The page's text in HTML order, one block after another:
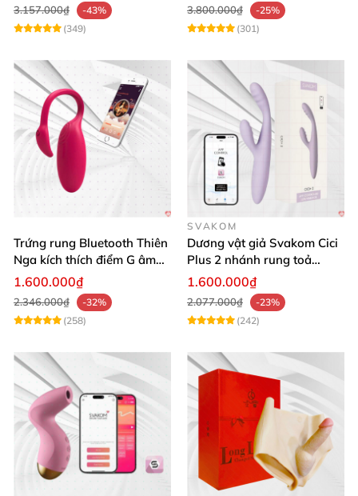
3.157.000₫
-43%
(349)
3.800.000₫
-25%
(301)
Trứng rung Bluetooth Thiên
Nga kích thích điểm G âm
vật thay đổi không khí yêu
1.600.000₫
2.346.000₫
-32%
(258)
SVAKOM
Dương vật giả Svakom Cici
Plus 2 nhánh rung toả
nhiệt, điều khiển app
1.600.000₫
2.077.000₫
-23%
(242)